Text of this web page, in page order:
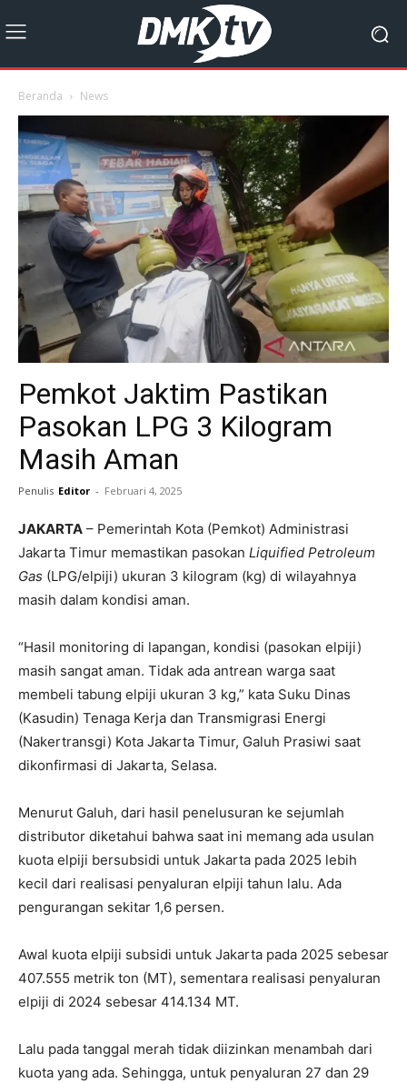
Beranda News
Pemkot Jaktim Pastikan
Pasokan LPG 3 Kilogram
Masih Aman
Penulis Editor - Februari 4, 2025
JAKARTA – Pemerintah Kota (Pemkot) Administrasi
Jakarta Timur memastikan pasokan Liquified Petroleum
Gas (LPG/elpiji) ukuran 3 kilogram (kg) di wilayahnya
masih dalam kondisi aman.
“Hasil monitoring di lapangan, kondisi (pasokan elpiji)
masih sangat aman. Tidak ada antrean warga saat
membeli tabung elpiji ukuran 3 kg,” kata Suku Dinas
(Kasudin) Tenaga Kerja dan Transmigrasi Energi
(Nakertransgi) Kota Jakarta Timur, Galuh Prasiwi saat
dikonfirmasi di Jakarta, Selasa.
Menurut Galuh, dari hasil penelusuran ke sejumlah
distributor diketahui bahwa saat ini memang ada usulan
kuota elpiji bersubsidi untuk Jakarta pada 2025 lebih
kecil dari realisasi penyaluran elpiji tahun lalu. Ada
pengurangan sekitar 1,6 persen.
Awal kuota elpiji subsidi untuk Jakarta pada 2025 sebesar
407.555 metrik ton (MT), sementara realisasi penyaluran
elpiji di 2024 sebesar 414.134 MT.
Lalu pada tanggal merah tidak diizinkan menambah dari
kuota yang ada. Sehingga, untuk penyaluran 27 dan 29